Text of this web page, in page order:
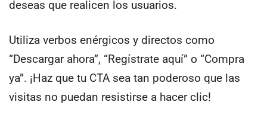
deseas que realicen los usuarios.
Utiliza verbos enérgicos y directos como
“Descargar ahora”, “Regístrate aquí” o “Compra
ya”. ¡Haz que tu CTA sea tan poderoso que las
visitas no puedan resistirse a hacer clic!